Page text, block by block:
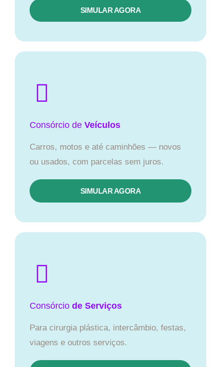
SIMULAR AGORA​
Consórcio de Veículos
Carros, motos e até caminhões — novos
ou usados, com parcelas sem juros.
SIMULAR AGORA
Consórcio de Serviços
Para cirurgia plástica, intercâmbio, festas,
viagens e outros serviços.